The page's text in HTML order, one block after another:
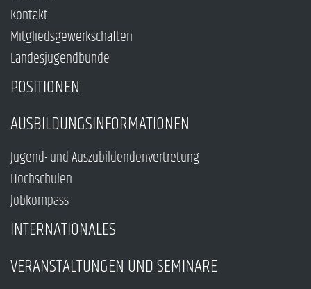
Kontakt
Mitgliedsgewerkschaften
Landesjugendbünde
POSITIONEN
AUSBILDUNGSINFORMATIONEN
Jugend- und Auszubildendenvertretung
Hochschulen
Jobkompass
INTERNATIONALES
VERANSTALTUNGEN UND SEMINARE